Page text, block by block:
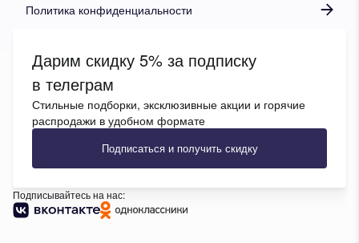
Политика конфиденциальности
Дарим скидку 5% за подписку
в телеграм
Стильные подборки, эксклюзивные акции и горячие
распродажи в удобном формате
Подписаться и получить скидку
Подписывайтесь на нас: